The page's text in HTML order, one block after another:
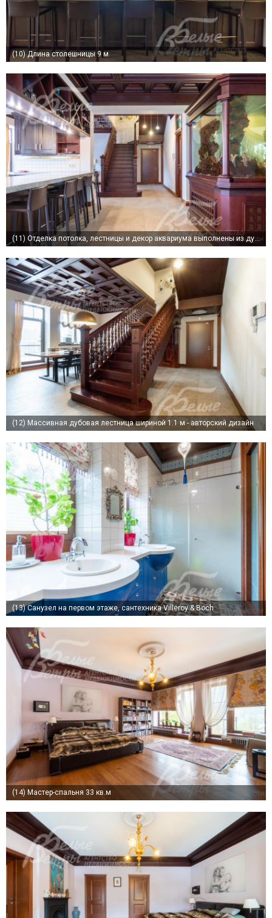
(10)Длина столешницы 9 м
(11) Отделка потолка, лестницы и декор аквариума выполнены из дуба - авторский дизайн
(12) Массивная дубовая лестница шириной 1.1 м - авторский дизайн
(13)Санузел на первом этаже, сантехника Villeroy & Boch
(14) Мастер-спальня 33 кв.м